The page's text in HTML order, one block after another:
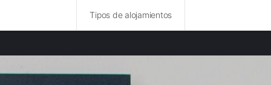
Tipos de alojamientos